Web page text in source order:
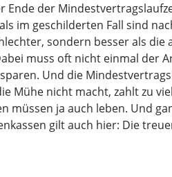
Ende der
im geschilderten Fall sind
sondern besser als die
muss oft nicht einmal der
Und die
Mühe nicht macht, zahlt zu
müssen ja auch leben. Und
gilt auch hier: Die